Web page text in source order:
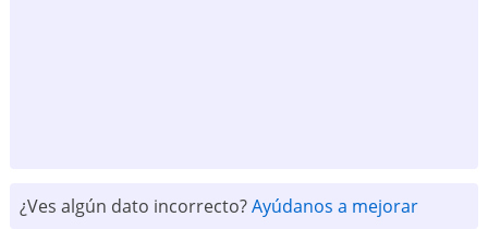
¿Ves algún dato incorrecto?Ayúdanos a mejorar